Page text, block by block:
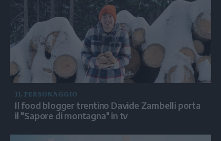
IL PERSONAGGIO
Il food blogger trentino Davide Zambelli porta
il "Sapore di montagna" in tv